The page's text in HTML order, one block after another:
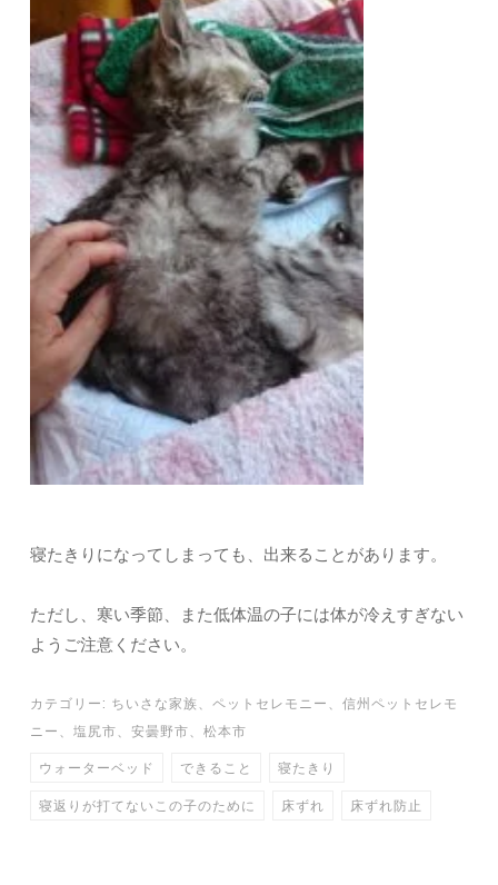
寝たきりになってしまっても、出来ることがあります。
ただし、寒い季節、また低体温の子には体が冷えすぎない
ようご注意ください。
カテゴリー: ちいさな家族 ペットセレモニー
信州ペットセレモ
ニー
塩尻市 安曇野市 松本市
ウォーターベッド できること 寝たきり
寝返りが打てないこの子のために 床ずれ 床ずれ防止